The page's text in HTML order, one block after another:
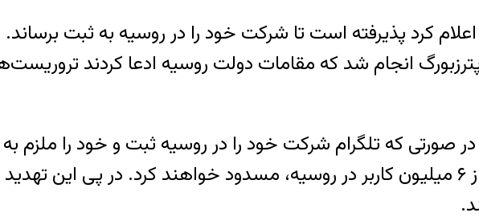
کرد پذیرفته است تا شرکت خود را در روسیه به ثبت
حمله تروریستی روز ۵ تیر ۱۳۹۶ به سن‌پترزبورگ انجام شد که مقامات دولت روسیه ادعا
در صورتی که تلگرام شرکت خود را در روسیه ثبت و خود را ملزم
این کشور نکند،‌ این اپلیکشن پیام رسان را که بیش از ۶ میلیون کاربر در روسیه، مسدود خواهند کرد.